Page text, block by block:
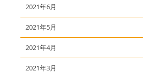
2021年6月
2021年5月
2021年4月
2021年3月